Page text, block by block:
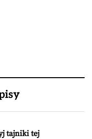
tajniki tej